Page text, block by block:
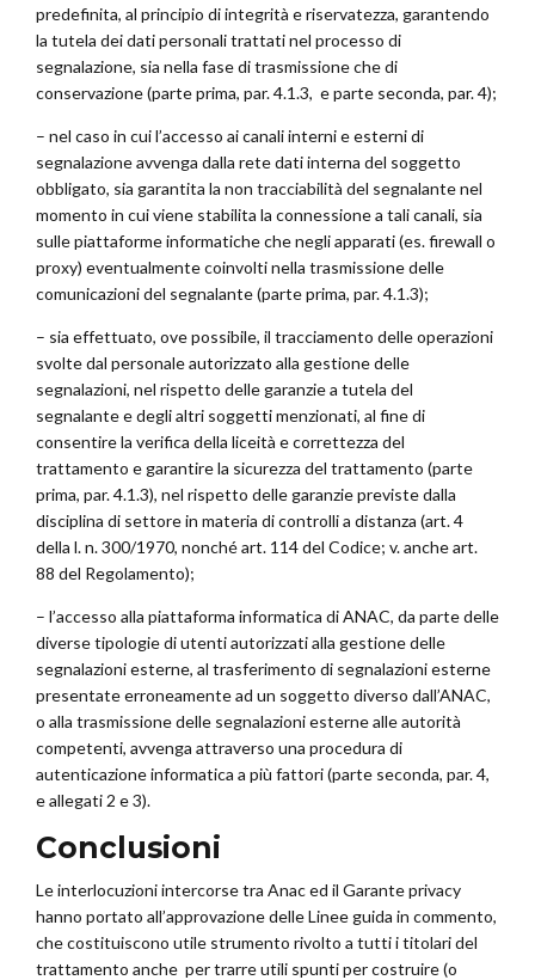
predefinita, al principio di integrità e riservatezza, garantendo
la tutela dei dati personali trattati nel processo di
segnalazione, sia nella fase di trasmissione che di
conservazione (parte prima, par. 4.1.3, e parte seconda, par. 4);
– nel caso in cui l’accesso ai canali interni e esterni di
segnalazione avvenga dalla rete dati interna del soggetto
obbligato, sia garantita la non tracciabilità del segnalante nel
momento in cui viene stabilita la connessione a tali canali, sia
sulle piattaforme informatiche che negli apparati (es. firewall o
proxy) eventualmente coinvolti nella trasmissione delle
comunicazioni del segnalante (parte prima, par. 4.1.3);
– sia effettuato, ove possibile, il tracciamento delle operazioni
svolte dal personale autorizzato alla gestione delle
segnalazioni, nel rispetto delle garanzie a tutela del
segnalante e degli altri soggetti menzionati, al fine di
consentire la verifica della liceità e correttezza del
trattamento e garantire la sicurezza del trattamento (parte
prima, par. 4.1.3), nel rispetto delle garanzie previste dalla
disciplina di settore in materia di controlli a distanza (art. 4
della l. n. 300/1970, nonché art. 114 del Codice; v. anche art.
88 del Regolamento);
– l’accesso alla piattaforma informatica di ANAC, da parte delle
diverse tipologie di utenti autorizzati alla gestione delle
segnalazioni esterne, al trasferimento di segnalazioni esterne
presentate erroneamente ad un soggetto diverso dall’ANAC,
o alla trasmissione delle segnalazioni esterne alle autorità
competenti, avvenga attraverso una procedura di
autenticazione informatica a più fattori (parte seconda, par. 4,
e allegati 2 e 3).
Conclusioni
Le interlocuzioni intercorse tra Anac ed il Garante privacy
hanno portato all’approvazione delle Linee guida in commento,
che costituiscono utile strumento rivolto a tutti i titolari del
trattamento anche per trarre utili spunti per costruire (o